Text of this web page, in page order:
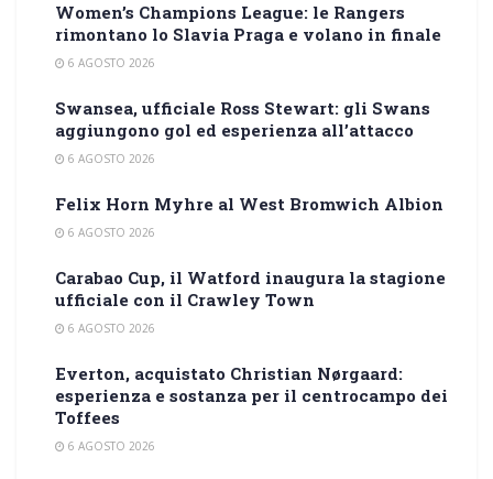
Women’s Champions League: le Rangers
rimontano lo Slavia Praga e volano in finale
6 AGOSTO 2026
Swansea, ufficiale Ross Stewart: gli Swans
aggiungono gol ed esperienza all’attacco
6 AGOSTO 2026
Felix Horn Myhre al West Bromwich Albion
6 AGOSTO 2026
Carabao Cup, il Watford inaugura la stagione
ufficiale con il Crawley Town
6 AGOSTO 2026
Everton, acquistato Christian Nørgaard:
esperienza e sostanza per il centrocampo dei
Toffees
6 AGOSTO 2026